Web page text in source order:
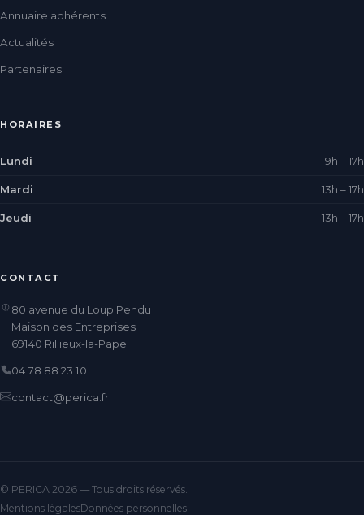
Annuaire adhérents
Actualités
Partenaires
HORAIRES
Lundi 9h – 17h
Mardi 13h – 17h
Jeudi 13h – 17h
CONTACT
80 avenue du Loup Pendu
Maison des Entreprises
69140 Rillieux-la-Pape
04 78 88 23 10
contact@perica.fr
© PERICA 2026 — Tous droits réservés.
Mentions légalesDonnées personnelles